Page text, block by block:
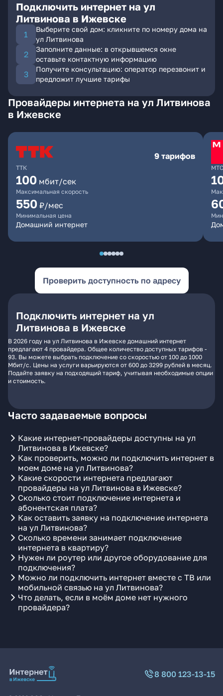
Подключить интернет на ул
Литвинова в Ижевске
Выберите свой дом: кликните по номеру дома на
ул Литвинова
Заполните данные: в открывшемся окне
оставьте контактную информацию
Получите консультацию: оператор перезвонит и
предложит лучшие тарифы
Провайдеры интернета на ул Литвинова
в Ижевске
ТТК
9 тарифов
100 мбит/сек
Максимальная скорость
550 ₽/мес
Минимальная цена
Домашний интернет
МТС
Проверить доступность по адресу
Подключить интернет на ул
Литвинова в Ижевске
В 2026 году на ул Литвинова в Ижевске домашний интернет
предлагают 4 провайдера. Общее количество доступных тарифов -
93. Вы можете выбрать подключение со скоростью от 100 до 1000
Мбит/с. Цены на услуги варьируются от 600 до 3299 рублей в месяц.
Подайте заявку на подходящий тариф, учитывая необходимые опции
и стоимость.
Часто задаваемые вопросы
Какие интернет-провайдеры доступны на ул
Литвинова в Ижевске?
Как проверить, можно ли подключить интернет в
моем доме на ул Литвинова?
Какие скорости интернета предлагают
провайдеры на ул Литвинова в Ижевске?
Сколько стоит подключение интернета и
абонентская плата?
Как оставить заявку на подключение интернета
на ул Литвинова?
Сколько времени занимает подключение
интернета в квартиру?
Нужен ли роутер или другое оборудование для
подключения?
Можно ли подключить интернет вместе с ТВ или
мобильной связью на ул Литвинова?
Что делать, если в моём доме нет нужного
провайдера?
8 800 123-13-15